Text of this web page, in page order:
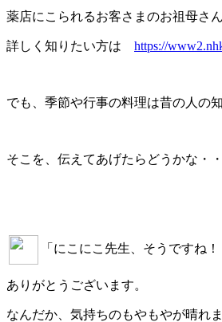
薬店にこられるお客さまのお祖母さ
詳しく知りたい方は https://
でも、季節や行事の料理は昔の人の
そこを、伝えてあげたらどうかな・・
「にこにこ先生、そうですね！
ありがとうございます。
なんだか、気持ちのもやもやが晴れま